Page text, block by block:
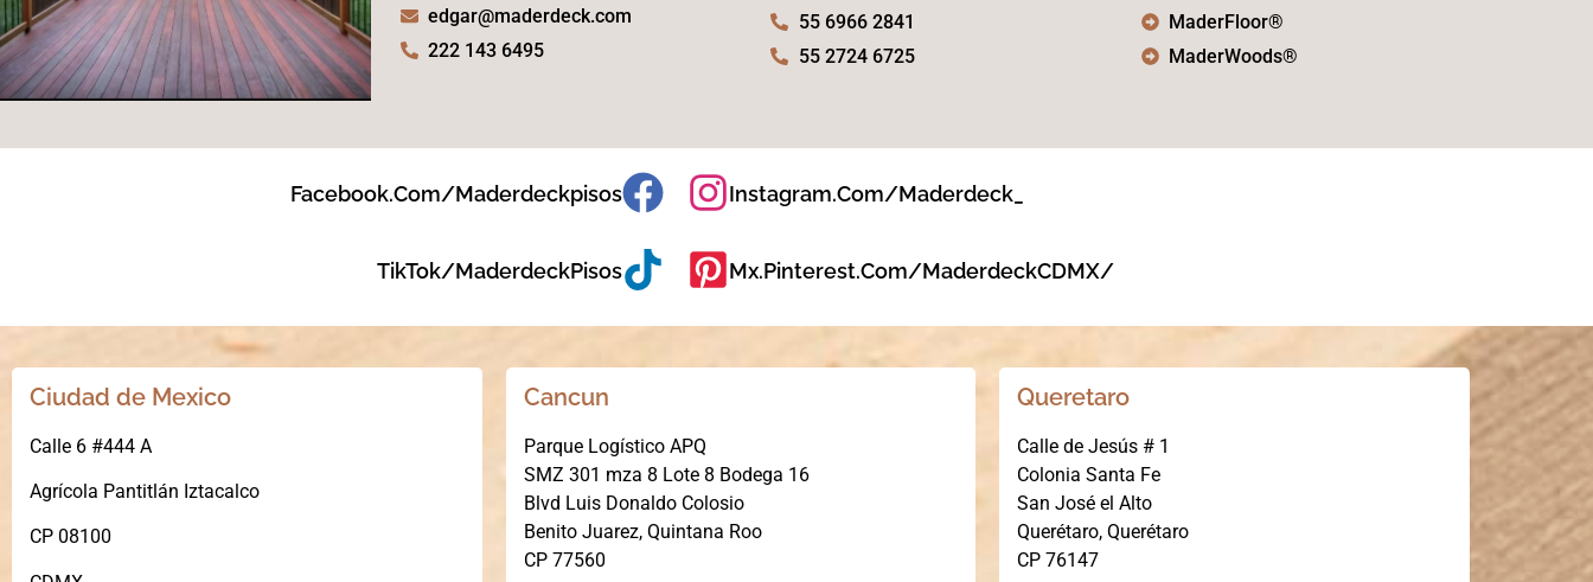
edgar@maderdeck.com
222 143 6495
55 6966 2841
55 2724 6725
MaderFloor®
MaderWoods®
Facebook.com/maderdeckpisos Instagram.com/maderdeck_
TikTok/MaderdeckPisos Mx.pinterest.com/MaderdeckCDMX/
Ciudad de Mexico
Calle 6 #444 A
Agrícola Pantitlán Iztacalco
CP 08100
Cancun
Parque Logístico APQ
SMZ 301 mza 8 Lote 8 Bodega 16
Blvd Luis Donaldo Colosio
Benito Juarez, Quintana Roo
CP 77560
Queretaro
Calle de Jesús # 1
Colonia Santa Fe
San José el Alto
Querétaro, Querétaro
CP 76147